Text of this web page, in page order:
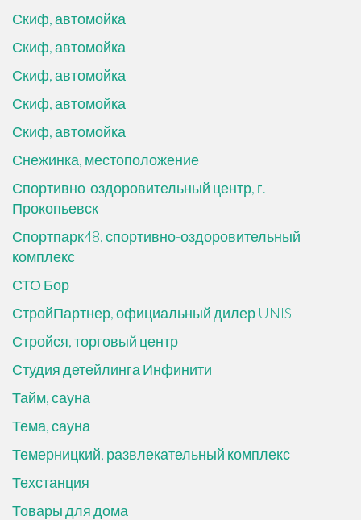
Скиф, автомойка
Скиф, автомойка
Скиф, автомойка
Скиф, автомойка
Скиф, автомойка
Снежинка, местоположение
Спортивно-оздоровительный центр, г.
Прокопьевск
Спортпарк48, спортивно-оздоровительный
комплекс
СТО Бор
СтройПартнер, официальный дилер UNIS
Стройся, торговый центр
Студия детейлинга Инфинити
Тайм, сауна
Тема, сауна
Темерницкий, развлекательный комплекс
Техстанция
Товары для дома